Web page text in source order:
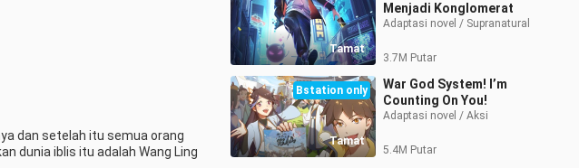
Tamat
Menjadi Konglomerat
Adaptasi novel / Supranatural
3.7M Putar
Tamat
Bstation only
War God System! I’m
Counting On You!
5.4M Putar
dan setelah itu semua orang
dunia iblis itu adalah Wang Ling